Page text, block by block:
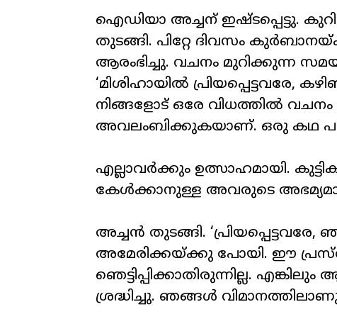
ഐഡിയാ അച്ചന് ഇഷ്ടപ്പെട്ടു.
തുടങ്ങി. പിറ്റേ ദിവസം
ആരംഭിച്ചു. വചനം മുറിക്കുന്ന
‘മിശിഹായിൽ പ്രിയപ്പെട്ടവരേ,
നിങ്ങളോട് ഒരേ വിധത്തിൽ
അവലംബിക്കുകയാണ്. ഒരു കഥ
എല്ലാവർക്കും ഉത്സാഹമായി.
കേൾക്കാനുള്ള അവരുടെ
അച്ചൻ തുടങ്ങി.
അമേരിക്കയ്ക്കു പോയി. ഈ
ഞെട്ടിപ്പിക്കാതിരുന്നില്ല.
ശ്രദ്ധിച്ചു. ഞങ്ങൾ